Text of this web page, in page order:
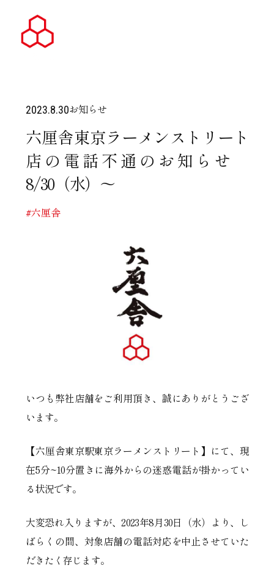
2023.8.30お知らせ
六厘舎東京ラーメンストリート
店の電話不通のお知らせ
8/30（水）～
#六厘舎
いつも弊社店舗をご利用頂き、誠にありがとうござ
います。
【六厘舎東京駅東京ラーメンストリート】にて、現
在5分~10分置きに海外からの迷惑電話が掛かってい
る状況です。
大変恐れ入りますが、2023年8月30日（水）より、し
ばらくの間、対象店舗の電話対応を中止させていた
だきたく存じます。